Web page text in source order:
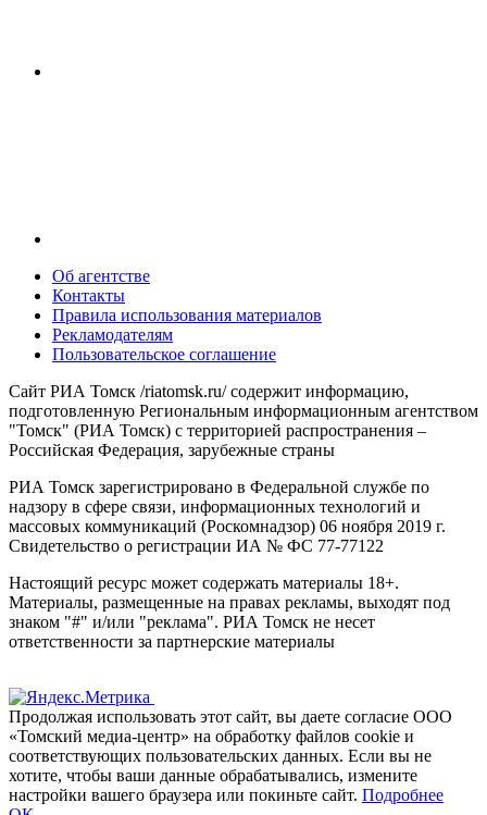
Об агентстве
Контакты
Правила использования материалов
Рекламодателям
Пользовательское соглашение
Сайт РИА Томск /riatomsk.ru/ содержит информацию,
подготовленную Региональным информационным агентством
"Томск" (РИА Томск) с территорией распространения –
Российская Федерация, зарубежные страны
РИА Томск зарегистрировано в Федеральной службе по
надзору в сфере связи, информационных технологий и
массовых коммуникаций (Роскомнадзор) 06 ноября 2019 г.
Свидетельство о регистрации ИА № ФС 77-77122
Настоящий ресурс может содержать материалы 18+.
Материалы, размещенные на правах рекламы, выходят под
знаком "#" и/или "реклама". РИА Томск не несет
ответственности за партнерские материалы
Продолжая использовать этот сайт, вы даете согласие ООО
«Томский медиа-центр» на обработку файлов cookie и
соответствующих пользовательских данных. Если вы не
хотите, чтобы ваши данные обрабатывались, измените
настройки вашего браузера или покиньте сайт. Подробнее